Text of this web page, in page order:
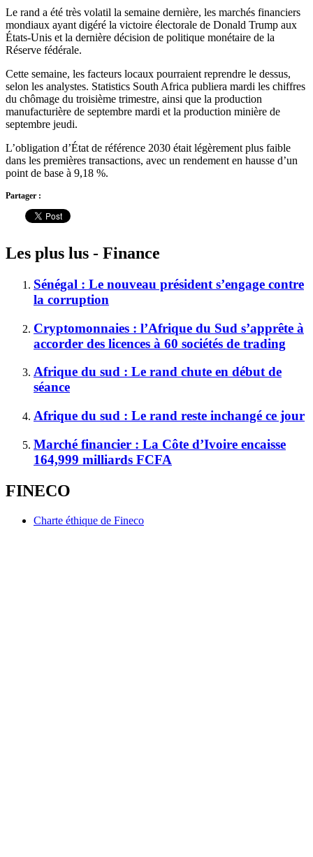
Le rand a été très volatil la semaine dernière, les marchés financiers
mondiaux ayant digéré la victoire électorale de Donald Trump aux
États-Unis et la dernière décision de politique monétaire de la
Réserve fédérale.
Cette semaine, les facteurs locaux pourraient reprendre le dessus,
selon les analystes. Statistics South Africa publiera mardi les chiffres
du chômage du troisième trimestre, ainsi que la production
manufacturière de septembre mardi et la production minière de
septembre jeudi.
L’obligation d’État de référence 2030 était légèrement plus faible
dans les premières transactions, avec un rendement en hausse d’un
point de base à 9,18 %.
Partager :
Les plus lus - Finance
Sénégal : Le nouveau président s’engage contre
la corruption
Cryptomonnaies : l’Afrique du Sud s’apprête à
accorder des licences à 60 sociétés de trading
Afrique du sud : Le rand chute en début de
séance
Afrique du sud : Le rand reste inchangé ce jour
Marché financier : La Côte d’Ivoire encaisse
164,999 milliards FCFA
FINECO
Charte éthique de Fineco